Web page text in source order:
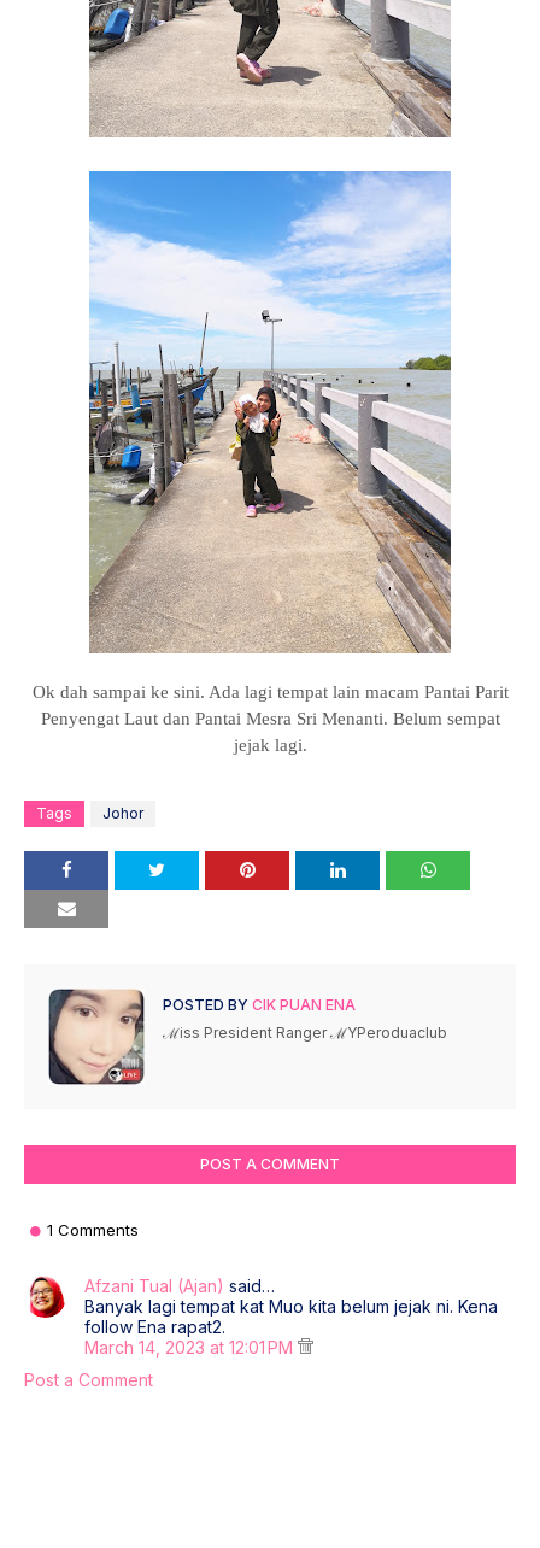
Ok dah sampai ke sini. Ada lagi tempat lain macam Pantai Parit
Penyengat Laut dan Pantai Mesra Sri Menanti. Belum sempat
jejak lagi.
Tags Johor
POSTED BY CIK PUAN ENA
ℳiss President Ranger ℳYPeroduaclub
POST A COMMENT
1 Comments
Afzani Tual (Ajan) said…
Banyak lagi tempat kat Muo kita belum jejak ni. Kena
follow Ena rapat2.
March 14, 2023 at 12:01 PM
Post a Comment